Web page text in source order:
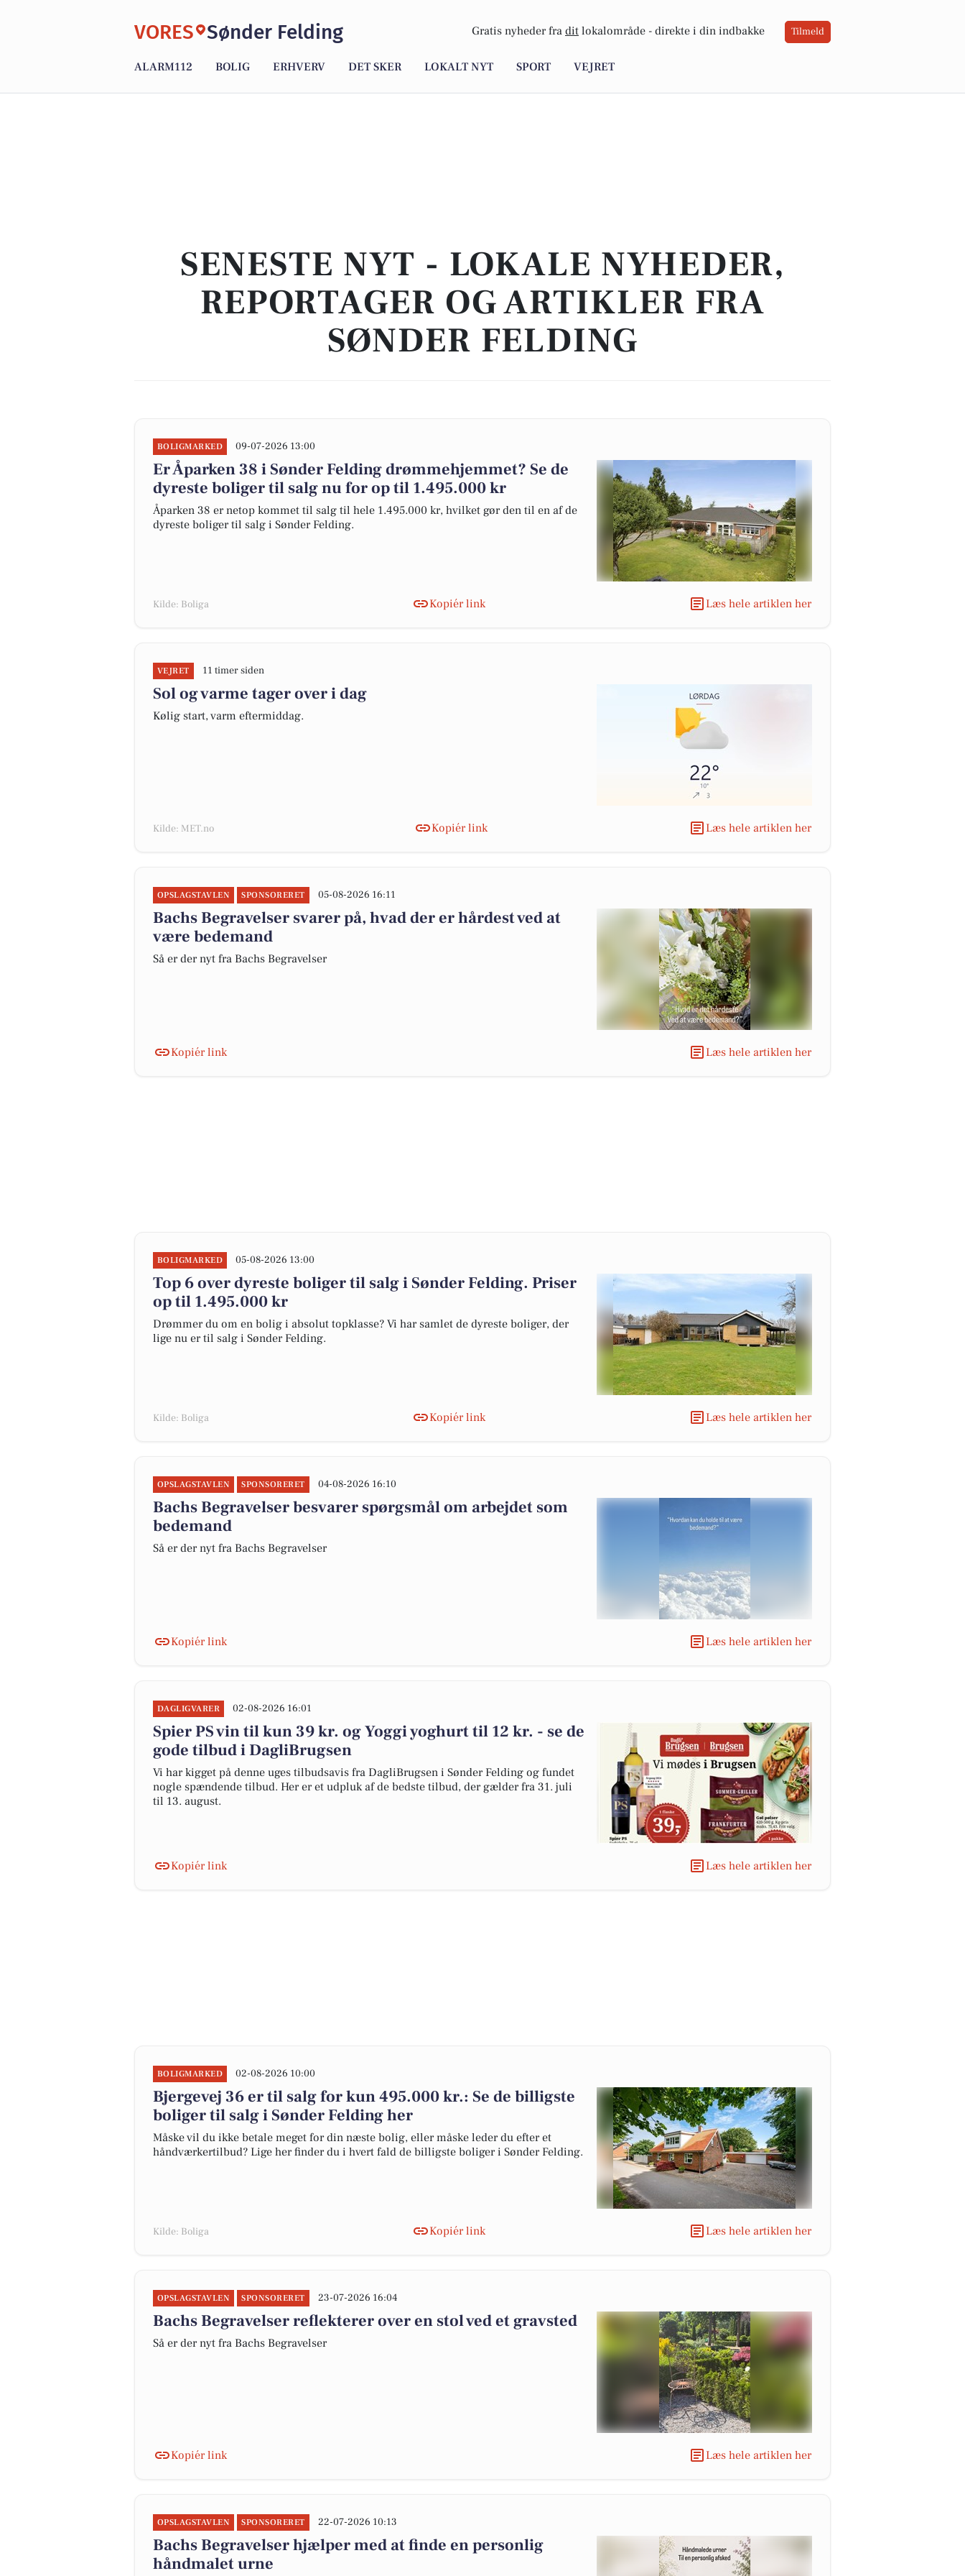
VORES Sønder Felding Gratis nyheder fra dit lokalområde - direkte i din indbakke Tilmeld
ALARM112 BOLIG ERHVERV DET SKER LOKALT NYT SPORT VEJRET
SENESTE NYT - LOKALE NYHEDER,
REPORTAGER OG ARTIKLER FRA
SØNDER FELDING
BOLIGMARKED 09-07-2026 13:00
Er Åparken 38 i Sønder Felding drømmehjemmet? Se de
dyreste boliger til salg nu for op til 1.495.000 kr
Åparken 38 er netop kommet til salg til hele 1.495.000 kr, hvilket gør den til en af de
dyreste boliger til salg i Sønder Felding.
Kilde: Boliga Kopiér link Læs hele artiklen her
VEJRET 11 timer siden
Sol og varme tager over i dag
Kølig start, varm eftermiddag.
Kilde: MET.no Kopiér link Læs hele artiklen her
OPSLAGSTAVLEN SPONSORERET 05-08-2026 16:11
Bachs Begravelser svarer på, hvad der er hårdest ved at
være bedemand
Så er der nyt fra Bachs Begravelser
Kopiér link Læs hele artiklen her
BOLIGMARKED 05-08-2026 13:00
Top 6 over dyreste boliger til salg i Sønder Felding. Priser
op til 1.495.000 kr
Drømmer du om en bolig i absolut topklasse? Vi har samlet de dyreste boliger, der
lige nu er til salg i Sønder Felding.
Kilde: Boliga Kopiér link Læs hele artiklen her
OPSLAGSTAVLEN SPONSORERET 04-08-2026 16:10
Bachs Begravelser besvarer spørgsmål om arbejdet som
bedemand
Så er der nyt fra Bachs Begravelser
Kopiér link Læs hele artiklen her
DAGLIGVARER 02-08-2026 16:01
Spier PS vin til kun 39 kr. og Yoggi yoghurt til 12 kr. - se de
gode tilbud i DagliBrugsen
Vi har kigget på denne uges tilbudsavis fra DagliBrugsen i Sønder Felding og fundet
nogle spændende tilbud. Her er et udpluk af de bedste tilbud, der gælder fra 31. juli
til 13. august.
Kopiér link Læs hele artiklen her
BOLIGMARKED 02-08-2026 10:00
Bjergevej 36 er til salg for kun 495.000 kr.: Se de billigste
boliger til salg i Sønder Felding her
Måske vil du ikke betale meget for din næste bolig, eller måske leder du efter et
håndværkertilbud? Lige her finder du i hvert fald de billigste boliger i Sønder Felding.
Kilde: Boliga Kopiér link Læs hele artiklen her
OPSLAGSTAVLEN SPONSORERET 23-07-2026 16:04
Bachs Begravelser reflekterer over en stol ved et gravsted
Så er der nyt fra Bachs Begravelser
Kopiér link Læs hele artiklen her
OPSLAGSTAVLEN SPONSORERET 22-07-2026 10:13
Bachs Begravelser hjælper med at finde en personlig
håndmalet urne